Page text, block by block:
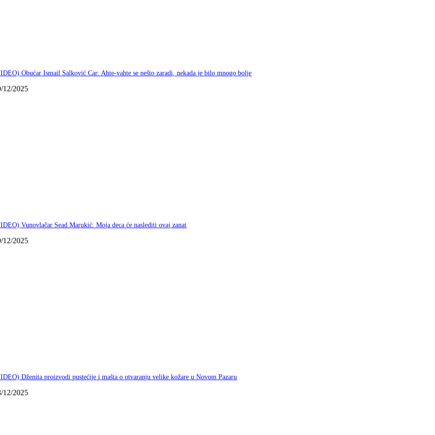
Obućar Ismail Salković Car: Ahte-vahte se nešto zaradi, nekada je bilo mnogo bolje
12/2025
Vunovlačar Sead Marukić: Moja deca će naslediti ovaj zanat
12/2025
Dženita proizvodi pustećije i mašta o otvaranju velike kožare u Novom Pazaru
12/2025